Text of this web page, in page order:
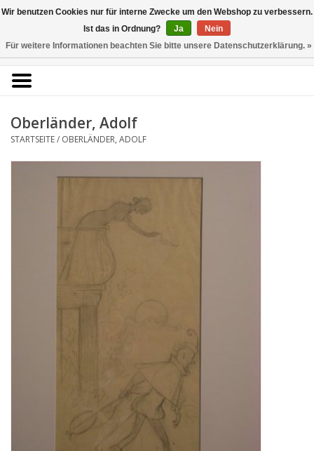
0 Artikel - €0,00
Kunstantiquariat
Rolf Brehmer
Portal für Grafik aus 5
KÜNSTLERLISTE
Oberländer, Adolf
STARTSEITE/ OBERLÄNDER, ADOLF
Wir benutzen Cookies nur für interne Zwecke um den Webshop zu verbessern.
Ist das in Ordnung?
Ja
Nein
Für weitere Informationen beachten Sie bitte unsere Datenschutzerklärung. »